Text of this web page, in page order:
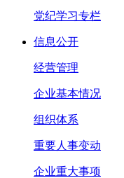
党纪学习专栏
信息公开
经营管理
企业基本情况
组织体系
重要人事变动
企业重大事项